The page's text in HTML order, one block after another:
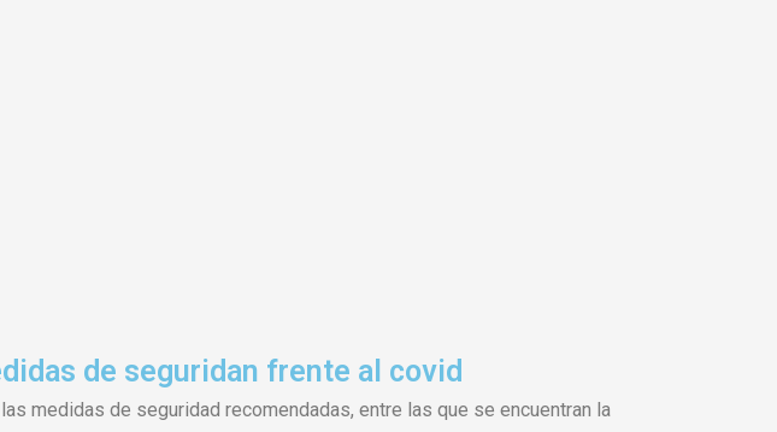
de seguridan frente al covid
medidas de seguridad recomendadas, entre las que se encuentran la